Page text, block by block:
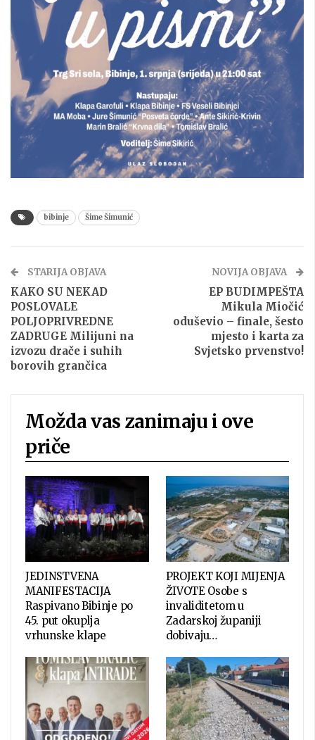
bibinje Šime Šimunić
STARIJA OBJAVA
KAKO SU NEKAD
POSLOVALE
POLJOPRIVREDNE
ZADRUGE Milijuni na
izvozu drače i suhih
borovih grančica
NOVIJA OBJAVA
EP BUDIMPEŠTA
Mikula Miočić
oduševio – finale, šesto
mjesto i karta za
Svjetsko prvenstvo!
Možda vas zanimaju i ove
priče
JEDINSTVENA
MANIFESTACIJA
Raspivano Bibinje po
45. put okuplja
vrhunske klape
PROJEKT KOJI MIJENJA
ŽIVOTE Osobe s
invaliditetom u
Zadarskoj županiji
dobivaju…